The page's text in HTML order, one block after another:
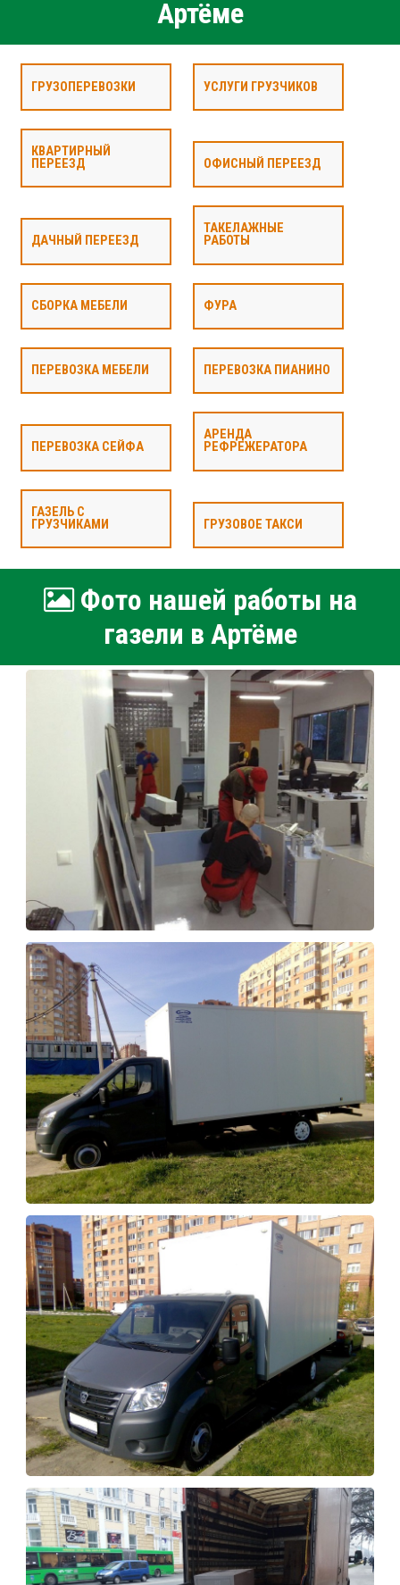
Артёме
ГРУЗОПЕРЕВОЗКИ УСЛУГИ ГРУЗЧИКОВ
КВАРТИРНЫЙ
ПЕРЕЕЗД
ОФИСНЫЙ ПЕРЕЕЗД
ДАЧНЫЙ ПЕРЕЕЗД
ТАКЕЛАЖНЫЕ
РАБОТЫ
СБОРКА МЕБЕЛИ ФУРА
ПЕРЕВОЗКА МЕБЕЛИ ПЕРЕВОЗКА ПИАНИНО
ПЕРЕВОЗКА СЕЙФА
АРЕНДА
РЕФРЕЖЕРАТОРА
ГАЗЕЛЬ С
ГРУЗЧИКАМИ
ГРУЗОВОЕ ТАКСИ
Фото нашей работы на
газели в Артёме